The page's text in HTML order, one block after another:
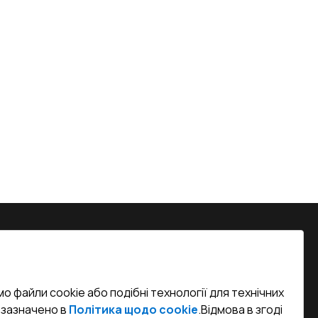
cookie або подібні технології для технічних
в Політика щодо cookie.Відмова в згоді